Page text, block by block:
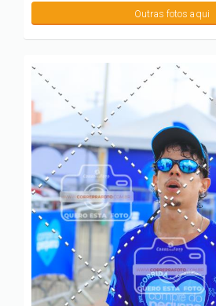
Outras fotos aqui